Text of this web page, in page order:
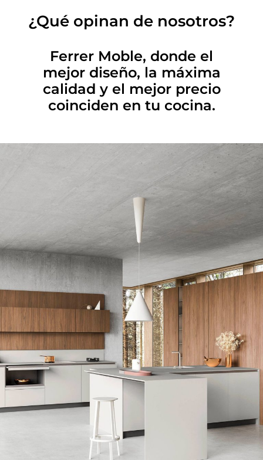
¿Qué opinan de nosotros?
Ferrer Moble, donde el
mejor diseño, la máxima
calidad y el mejor precio
coinciden en tu cocina.